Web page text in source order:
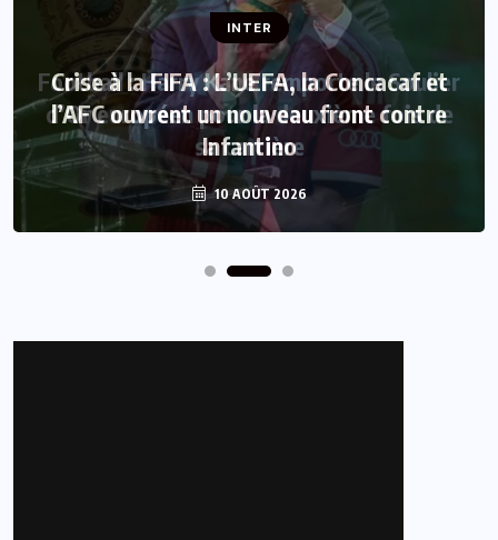
INTER
Crise à la FIFA : L’UEFA, la Concacaf et
l’AFC ouvrent un nouveau front contre
Infantino
10 AOÛT 2026